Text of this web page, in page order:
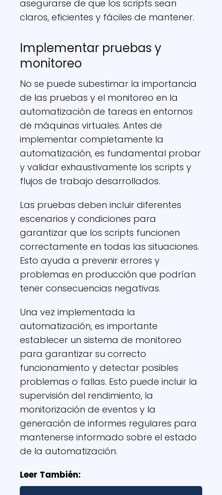
asegurarse de que los scripts sean
claros, eficientes y fáciles de mantener.
Implementar pruebas y
monitoreo
No se puede subestimar la importancia
de las pruebas y el monitoreo en la
automatización de tareas en entornos
de máquinas virtuales. Antes de
implementar completamente la
automatización, es fundamental probar
y validar exhaustivamente los scripts y
flujos de trabajo desarrollados.
Las pruebas deben incluir diferentes
escenarios y condiciones para
garantizar que los scripts funcionen
correctamente en todas las situaciones.
Esto ayuda a prevenir errores y
problemas en producción que podrían
tener consecuencias negativas.
Una vez implementada la
automatización, es importante
establecer un sistema de monitoreo
para garantizar su correcto
funcionamiento y detectar posibles
problemas o fallas. Esto puede incluir la
supervisión del rendimiento, la
monitorización de eventos y la
generación de informes regulares para
mantenerse informado sobre el estado
de la automatización.
Leer También: